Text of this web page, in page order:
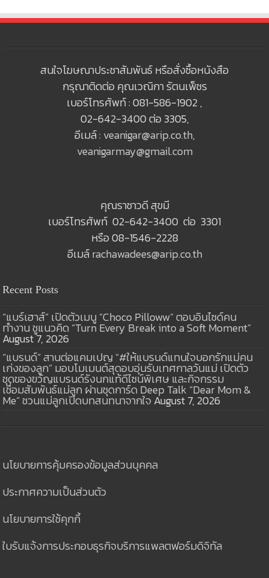
สนใจโฆษณาประชาสัมพันธ์ หรือสั่งซื้อหนังสือ
กรุณาติดต่อ คุณเวณิกา รัตนเพ็ชร
เบอร์โทรศัพท์ : 081-586-1902 ,
02-642-3400 ต่อ 3305,
อีเมล์ : veanigar@arip.co.th,
veanigarmay@gmail.com
คุณราชาวดี สุขมี
เบอร์โทรศัพท์ 02-642-3400 ต่อ 3301
หรือ 08-1546-2228
อีเมล์rachawadees@arip.co.th
Recent Posts
“แบร์เฮาส์” เปิดตัวเมนู “Choco Pilloww” ตอบอินไซด์คน
ทำงาน ชูแนวคิด “Turn Every Break into a Soft Moment”
August 7, 2026
“แบรนด์” สานต่อแคมเปญ “#ให้แบรนด์แทนใจบอกรักแม่คน
เก่งของลูก” มอบโมเมนต์สุดอบอุ่นรับเทศกาลวันแม่ เปิดตัว
ชุดของขวัญแบรนด์รังนกแท้ดีไซน์พิเศษ และกิจกรรม
เชื่อมสัมพันธ์แม่ลูก ผ่านชุดการ์ด Deep Talk “Dear Mom &
Me” ชวนแม่ลูกเปิดบทสนทนาจากใจ August 7, 2026
นโยบายการคุ้มครองข้อมูลส่วนบุคคล
ประกาศความเป็นส่วนตัว
นโยบายการใช้คุกกี้
ใบรับแจ้งการประกอบธุรกิจบริการแพลตฟอร์มดิจิทัล